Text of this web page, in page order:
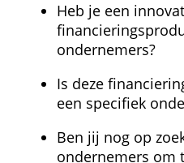
Heb je een
ondernemers?
Is deze
een specifiek
Ben jij nog op
ondernemers om